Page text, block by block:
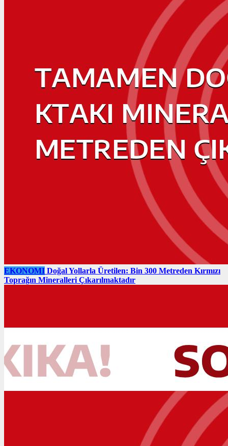
EKONOMI Doğal Yollarla Üretilen: Bin 300 Metreden Kırmızı
Toprağın Mineralleri Çıkarılmaktadır